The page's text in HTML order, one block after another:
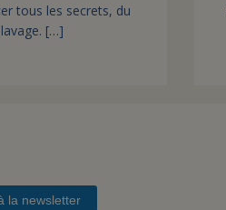
tous les secrets, du
[…]
la newsletter